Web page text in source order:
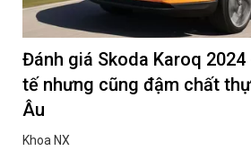
Đánh giá Skoda Karoq 2024
tế nhưng cũng đậm chất
Âu
Khoa NX